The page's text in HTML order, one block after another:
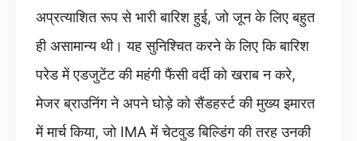
अप्रत्याशित रूप से भारी बारिश हुई, जो जून के लिए बहुत
ही असामान्य थी। यह सुनिश्चित करने के लिए कि बारिश
परेड में एडजुटेंट की महंगी फैंसी वर्दी को खराब न करे,
मेजर ब्राउनिंग ने अपने घोड़े को सैंडहर्स्ट की मुख्य इमारत
में मार्च किया, जो IMA में चेटवुड बिल्डिंग की तरह उनकी